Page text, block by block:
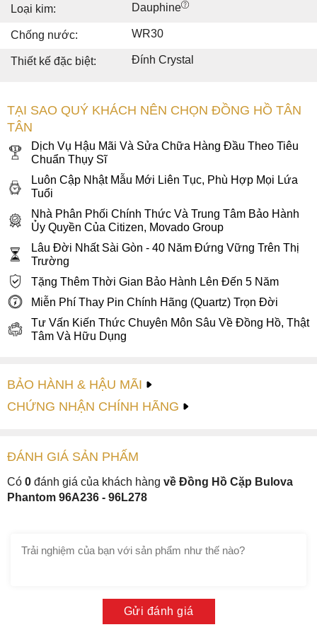
Loại kim: Dauphine
Chống nước: WR30
Thiết kế đặc biệt: Đính Crystal
TẠI SAO QUÝ KHÁCH NÊN CHỌN ĐỒNG HỒ TÂN
TÂN
Dịch Vụ Hậu Mãi Và Sửa Chữa Hàng Đầu Theo Tiêu
Chuẩn Thụy Sĩ
Luôn Cập Nhật Mẫu Mới Liên Tục, Phù Hợp Mọi Lứa
Tuổi
Nhà Phân Phối Chính Thức Và Trung Tâm Bảo Hành
Ủy Quyền Của Citizen, Movado Group
Lâu Đời Nhất Sài Gòn - 40 Năm Đứng Vững Trên Thị
Trường
Tặng Thêm Thời Gian Bảo Hành Lên Đến 5 Năm
Miễn Phí Thay Pin Chính Hãng (Quartz) Trọn Đời
Tư Vấn Kiến Thức Chuyên Môn Sâu Về Đồng Hồ, Thật
Tâm Và Hữu Dụng
BẢO HÀNH & HẬU MÃI
CHỨNG NHẬN CHÍNH HÃNG
ĐÁNH GIÁ SẢN PHẤM
Có 0 đánh giá của khách hàng về Đồng Hồ Cặp Bulova
Phantom 96A236 - 96L278
Gửi đánh giá